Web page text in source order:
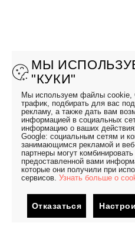
МЫ
"КУКИ"
Мы используем файлы cookie,
трафик, подбирать для вас
рекламу, а также дать вам
информацией в социальных
информацию о ваших
Google: социальным сетям и
занимающимся рекламой и
партнеры могут
предоставленной вами
которые они получили при
сервисов. Узнать больше о
Отказаться